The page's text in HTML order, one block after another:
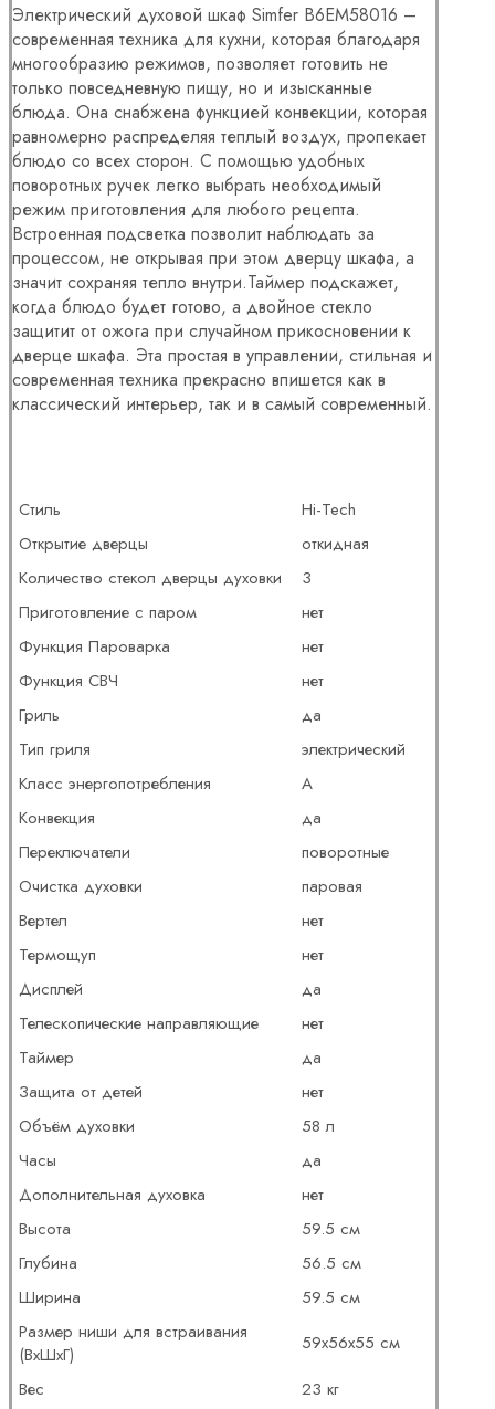
Электрический духовой шкаф Simfer B6EM58016 –
современная техника для кухни, которая благодаря
многообразию режимов, позволяет готовить не
только повседневную пищу, но и изысканные
блюда. Она снабжена функцией конвекции, которая
равномерно распределяя теплый воздух, пропекает
блюдо со всех сторон. С помощью удобных
поворотных ручек легко выбрать необходимый
режим приготовления для любого рецепта.
Встроенная подсветка позволит наблюдать за
процессом, не открывая при этом дверцу шкафа, а
значит сохраняя тепло внутри.Таймер подскажет,
когда блюдо будет готово, а двойное стекло
защитит от ожога при случайном прикосновении к
дверце шкафа. Эта простая в управлении, стильная и
современная техника прекрасно впишется как в
классический интерьер, так и в самый современный.
Стиль
Hi-Tech
Открытие дверцы
откидная
Количество стекол дверцы духовки
3
Приготовление с паром
нет
Функция Пароварка
нет
Функция СВЧ
нет
Гриль
да
Тип гриля
электрический
Класс энергопотребления
A
Конвекция
да
Переключатели
поворотные
Очистка духовки
паровая
Вертел
нет
Термощуп
нет
Дисплей
да
Телескопические направляющие
нет
Таймер
да
Защита от детей
нет
Объём духовки
58 л
Часы
да
Дополнительная духовка
нет
Высота
59.5 см
Глубина
56.5 см
Ширина
59.5 см
Размер ниши для встраивания
(ВхШхГ)
59х56х55 см
Вес
23 кг